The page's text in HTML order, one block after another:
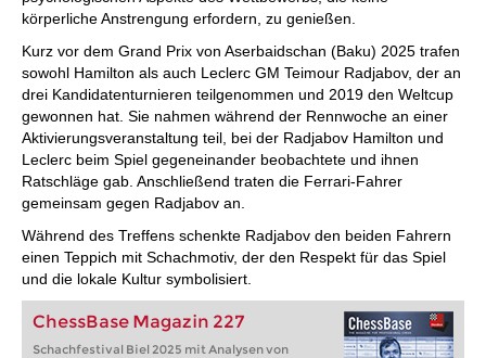
körperliche Anstrengung erfordern, zu genießen.
Kurz vor dem Grand Prix von Aserbaidschan (Baku) 2025 trafen
sowohl Hamilton als auch Leclerc GM Teimour Radjabov, der an
drei Kandidatenturnieren teilgenommen und 2019 den Weltcup
gewonnen hat. Sie nahmen während der Rennwoche an einer
Aktivierungsveranstaltung teil, bei der Radjabov Hamilton und
Leclerc beim Spiel gegeneinander beobachtete und ihnen
Ratschläge gab. Anschließend traten die Ferrari-Fahrer
gemeinsam gegen Radjabov an.
Während des Treffens schenkte Radjabov den beiden Fahrern
einen Teppich mit Schachmotiv, der den Respekt für das Spiel
und die lokale Kultur symbolisiert.
ChessBase Magazin 227
Schachfestival Biel 2025 mit Analysen von